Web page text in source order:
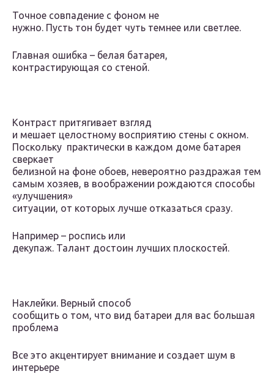
Точное совпадение с фоном не
нужно. Пусть тон будет чуть темнее или светлее.
Главная ошибка – белая батарея,
контрастирующая со стеной.
Контраст притягивает взгляд
и мешает целостному восприятию стены с окном.
Поскольку практически в каждом доме батарея
сверкает
белизной на фоне обоев, невероятно раздражая тем
самым хозяев, в воображении рождаются способы
«улучшения»
ситуации, от которых лучше отказаться сразу.
Например – роспись или
декупаж. Талант достоин лучших плоскостей.
Наклейки. Верный способ
сообщить о том, что вид батареи для вас большая
проблема
Все это акцентирует внимание и создает шум в
интерьере